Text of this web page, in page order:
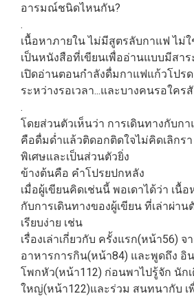
อารมณ์ชนิดไหนกัน?
.
เนื้อหาภายใน ไม่มีสูตรลับกาแฟ ไม่
เป็นหนังสือที่เขียนเพื่ออ่านแบบมีสาร
เปิดอ่านตอนกำลังดื่มกาแฟแก้วโปร
ระหว่างรอเวลา...และบางคนรอใคร
.
โดยส่วนตัวเห็นว่า การเดินทางกับก
คือดื่มด่ำแล้วติดอกติดใจไม่คิดเลิกร
พิเศษและเป็นส่วนตัวยิ่ง
ข้างต้นคือ คำโปรยปกหลัง
เมื่อผู้เขียนคิดเช่นนี้ พอเดาได้ว่า เนื้
กับการเดินทางของผู้เขียน ที่เล่าผ่า
เรียบง่าย เช่น
เรื่องเล่าเกี่ยวกับ ครั้งแรก(หน้า56)
อาหารการกิน(หน้า84) และพูดถึง อิ
โพกหัว(หน้า112) ก่อนพาไปรู้จัก นักเ
ใหญ่(หน้า122)และร่วม สนทนากับ เ